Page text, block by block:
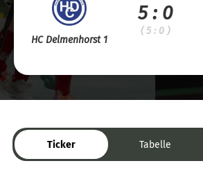
HC Delmenhorst 1
5 : 0
( 5 : 0 )
Ticker Tabelle